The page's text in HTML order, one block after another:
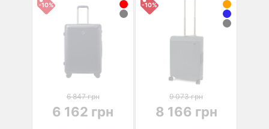
-10%
6 847 грн
6 162 грн
-10%
9 073 грн
8 166 грн